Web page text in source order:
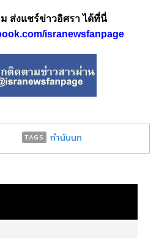
ส่งแชร์ข่าวอิศรา ได้ที่นี่
isranewsfanpage
TAGS กำนันนก